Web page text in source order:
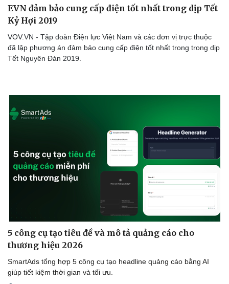
Thông tin doanh nghiệp
Doanh nghiệp 24h
Doanh nhân
Vì cộng đồng
Sành điệu
Chuyển đổi số
EVN đảm bảo cung cấp điện tốt nhất trong dịp Tết
Kỷ Hợi 2019
VOV.VN - Tập đoàn Điện lực Việt Nam và các đơn vị trực thuộc
đã lập phương án đảm bảo cung cấp điện tốt nhất trong trong dịp
Tết Nguyên Đán 2019.
5 công cụ tạo tiêu đề và mô tả quảng cáo cho
thương hiệu 2026
SmartAds tổng hợp 5 công cụ tạo headline quảng cáo bằng AI
giúp tiết kiệm thời gian và tối ưu.